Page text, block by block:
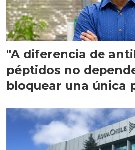
"A diferencia de
péptidos no
bloquear una única